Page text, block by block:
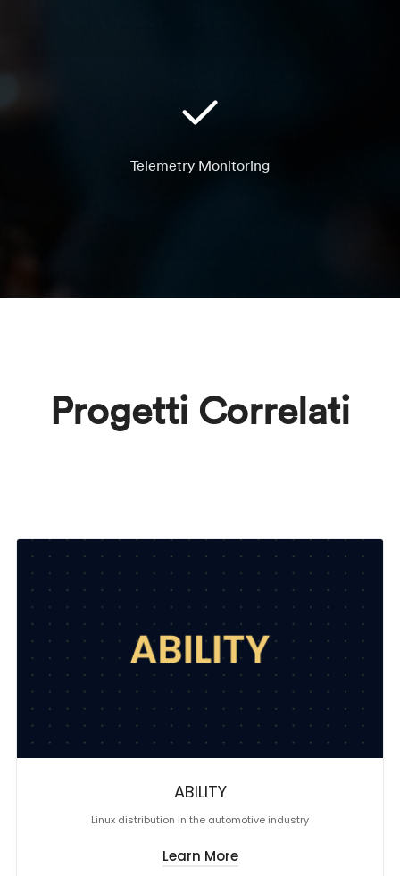
Telemetry Monitoring
Progetti Correlati
ABILITY
Linux distribution in the automotive industry
Learn More